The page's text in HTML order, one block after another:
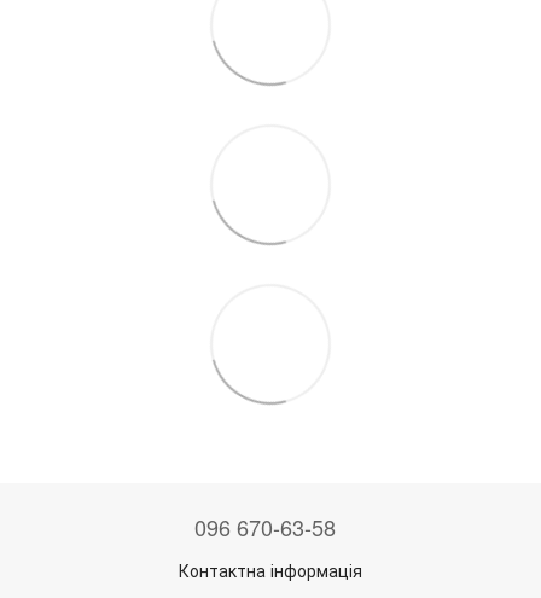
096 670-63-58
Контактна інформація